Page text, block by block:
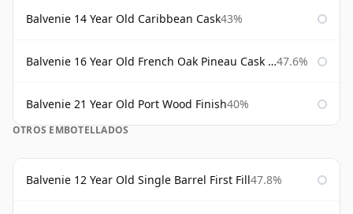
Balvenie 14 Year Old Caribbean Cask43%
Balvenie 16 Year Old French Oak Pineau Cask Finish 47.6%
Balvenie 21 Year Old Port Wood Finish40%
OTROS EMBOTELLADOS
Balvenie 12 Year Old Single Barrel First Fill47.8%